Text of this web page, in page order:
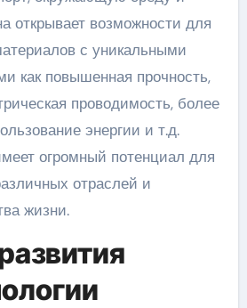
открывает возможности для
с уникальными
как повышенная прочность,
проводимость, более
энергии и т.д.
огромный потенциал для
отраслей и
жизни.